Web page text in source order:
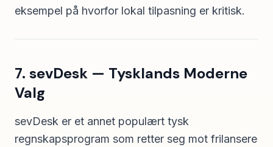
eksempel på hvorfor lokal tilpasning er kritisk.
7. sevDesk — Tysklands Moderne
Valg
sevDesk er et annet populært tysk
regnskapsprogram som retter seg mot frilansere